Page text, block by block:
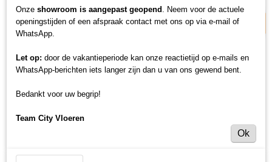
Onze showroom is aangepast geopend . Neem voor de actuele
openingstijden of een afspraak contact met ons op via e-mail of
WhatsApp.
Let op: door de vakantieperiode kan onze reactietijd op e-mails en
WhatsApp-berichten iets langer zijn dan u van ons gewend bent.
Bedankt voor uw begrip!
Team City Vloeren
Ok